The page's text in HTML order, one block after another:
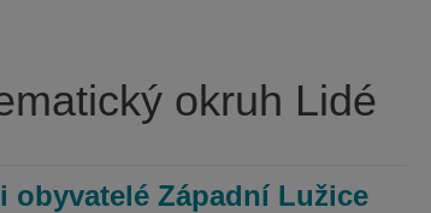
okruh Lidé
obyvatelé Západní Lužice